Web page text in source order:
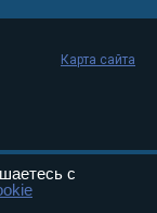
Карта сайта
с